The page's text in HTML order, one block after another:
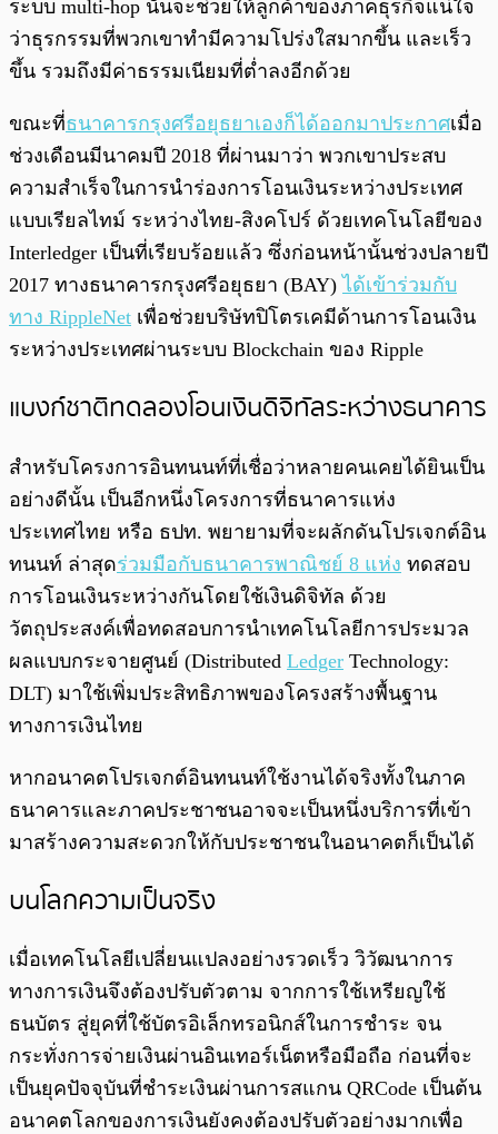
ระบบ multi-hop นั้นจะช่วยให้ลูกค้าของภาคธุรกิจแน่ใจ
ว่าธุรกรรมที่พวกเขาทำมีความโปร่งใสมากขึ้น และเร็ว
ขึ้น รวมถึงมีค่าธรรมเนียมที่ต่ำลงอีกด้วย
ขณะที่ธนาคารกรุงศรีอยุธยาเองก็ได้ออกมาประกาศเมื่อ
ช่วงเดือนมีนาคมปี 2018 ที่ผ่านมาว่า พวกเขาประสบ
ความสำเร็จในการนำร่องการโอนเงินระหว่างประเทศ
แบบเรียลไทม์ ระหว่างไทย-สิงคโปร์ ด้วยเทคโนโลยีของ
Interledger เป็นที่เรียบร้อยแล้ว ซึ่งก่อนหน้านั้นช่วงปลายปี
2017 ทางธนาคารกรุงศรีอยุธยา (BAY)ได้เข้าร่วมกับ
ทาง RippleNet เพื่อช่วยบริษัทปิโตรเคมีด้านการโอนเงิน
ระหว่างประเทศผ่านระบบ Blockchain ของ Ripple
แบงก์ชาติทดลองโอนเงินดิจิทัลระหว่างธนาคาร
สำหรับโครงการอินทนนท์ที่เชื่อว่าหลายคนเคยได้ยินเป็น
อย่างดีนั้น เป็นอีกหนึ่งโครงการที่ธนาคารแห่ง
ประเทศไทย หรือ ธปท. พยายามที่จะผลักดันโปรเจกต์อิน
ทนนท์ ล่าสุดร่วมมือกับธนาคารพาณิชย์ 8 แห่ง ทดสอบ
การโอนเงินระหว่างกันโดยใช้เงินดิจิทัล ด้วย
วัตถุประสงค์เพื่อทดสอบการนำเทคโนโลยีการประมวล
ผลแบบกระจายศูนย์ (Distributed Ledger Technology:
DLT) มาใช้เพิ่มประสิทธิภาพของโครงสร้างพื้นฐาน
ทางการเงินไทย
หากอนาคตโปรเจกต์อินทนนท์ใช้งานได้จริงทั้งในภาค
ธนาคารและภาคประชาชนอาจจะเป็นหนึ่งบริการที่เข้า
มาสร้างความสะดวกให้กับประชาชนในอนาคตก็เป็นได้
บนโลกความเป็นจริง
เมื่อเทคโนโลยีเปลี่ยนแปลงอย่างรวดเร็ว วิวัฒนาการ
ทางการเงินจึงต้องปรับตัวตาม จากการใช้เหรียญใช้
ธนบัตร สู่ยุคที่ใช้บัตรอิเล็กทรอนิกส์ในการชำระ จน
กระทั่งการจ่ายเงินผ่านอินเทอร์เน็ตหรือมือถือ ก่อนที่จะ
เป็นยุคปัจจุบันที่ชำระเงินผ่านการสแกน QRCode เป็นต้น
อนาคตโลกของการเงินยังคงต้องปรับตัวอย่างมากเพื่อ